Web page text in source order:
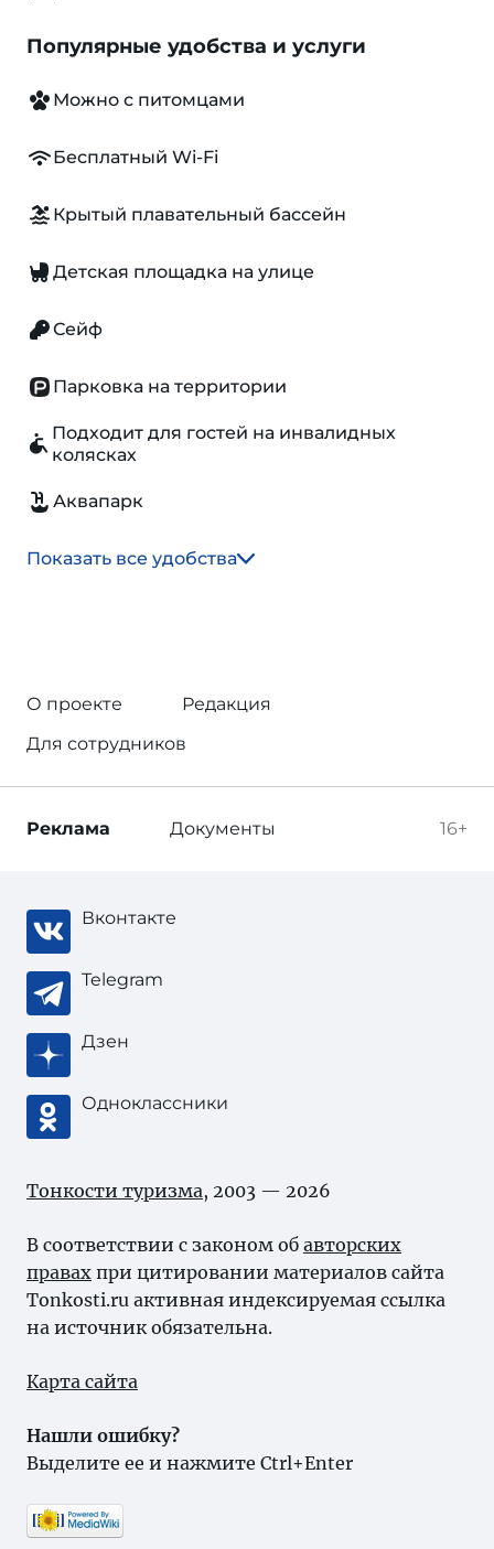
Популярные удобства и услуги
Можно с питомцами
Бесплатный Wi-Fi
Крытый плавательный бассейн
Детская площадка на улице
Сейф
Парковка на территории
Подходит для гостей на инвалидных
колясках
Аквапарк
Показать все удобства
О проекте
Редакция
Для сотрудников
16+
Реклама Документы
Вконтакте
Telegram
Дзен
Одноклассники
Тонкости туризма, 2003 — 2026
В соответствии с законом об авторских
правах при цитировании материалов сайта
Tonkosti.ru активная индексируемая ссылка
на источник обязательна.
Карта сайта
Нашли ошибку?
Выделите ее и нажмите Ctrl+Enter